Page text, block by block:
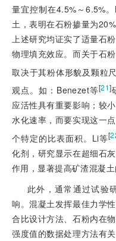
量宜控制在4.5%～6.5%
土，表明在石粉掺量为
上述研究均证实了适量石
物理填充效应。而关于石
取决于其粉体形貌及颗粒
观点。如：Benezet等[21]
应活性具有重要影响；较
水化速率，而要实现这一
个特定的比表面积。Li等[
化剂，研究显示在超细石
作用，显著提高矿渣混凝土
此外，通常通过试验
响。混凝土发挥最佳力学
合比设计方法、石粉内在
强度值的数据处理方法有